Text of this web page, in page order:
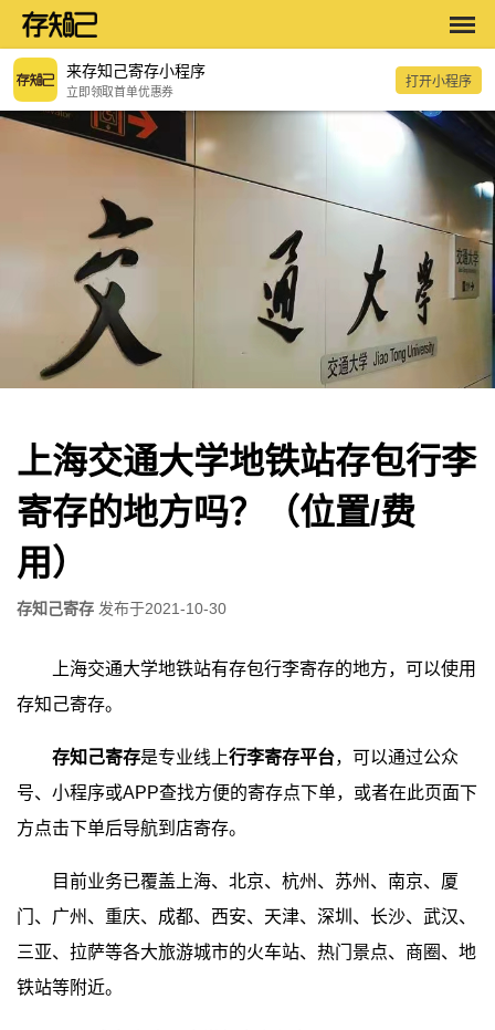
来存知己寄存小程序
立即领取首单优惠券
打开小程序
上海交通大学地铁站存包行李
寄存的地方吗？（位置/费
用）
存知己寄存 发布于2021-10-30
上海交通大学地铁站有存包行李寄存的地方，可以使用
存知己寄存。
存知己寄存是专业线上行李寄存平台，可以通过公众
号、小程序或APP查找方便的寄存点下单，或者在此页面下
方点击下单后导航到店寄存。
目前业务已覆盖上海、北京、杭州、苏州、南京、厦
门、广州、重庆、成都、西安、天津、深圳、长沙、武汉、
三亚、拉萨等各大旅游城市的火车站、热门景点、商圈、地
铁站等附近。